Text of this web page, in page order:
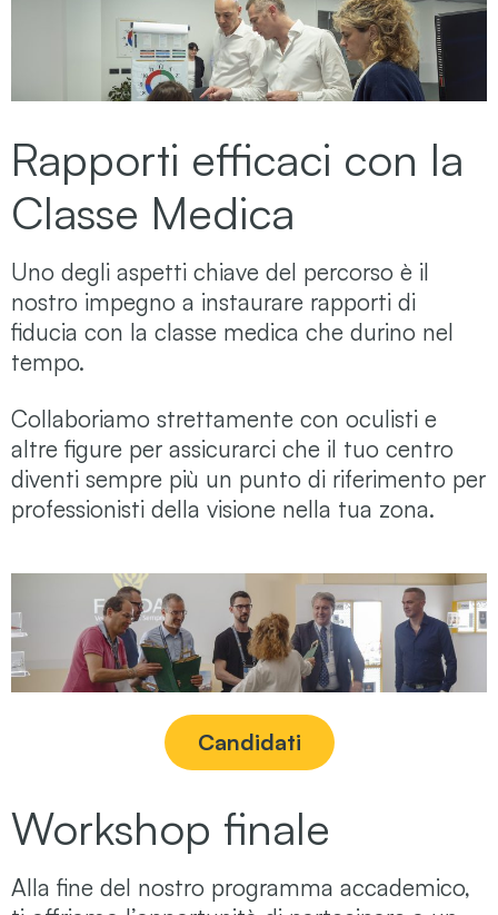
Rapporti efficaci con la
Classe Medica
Uno degli aspetti chiave del percorso è il
nostro impegno a instaurare rapporti di
fiducia con la classe medica che durino nel
tempo.
Collaboriamo strettamente con oculisti e
altre figure per assicurarci che il tuo centro
diventi sempre più un punto di riferimento per
professionisti della visione nella tua zona.
Candidati
Workshop finale
Alla fine del nostro programma accademico,